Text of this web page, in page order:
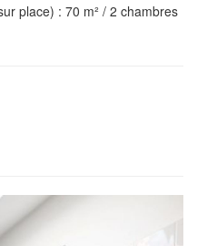
place) : 70 m² / 2 chambres